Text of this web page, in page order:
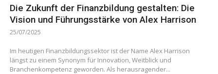
Die Zukunft der Finanzbildung gestalten: Die
Vision und Führungsstärke von Alex Harrison
25/07/2025
Im heutigen Finanzbildungssektor ist der Name Alex Harrison
längst zu einem Synonym für Innovation, Weitblick und
Branchenkompetenz geworden. Als herausragender...